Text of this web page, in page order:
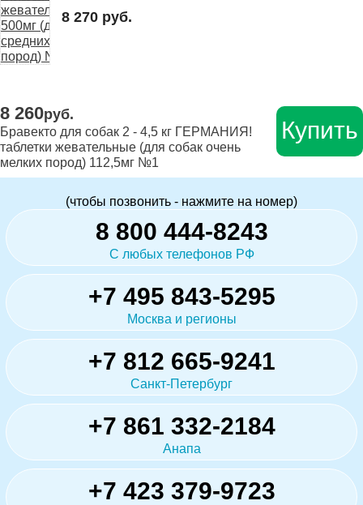
8 270 руб.
8 260руб.
Бравекто для собак 2 - 4,5 кг ГЕРМАНИЯ!
таблетки жевательные (для собак очень
мелких пород) 112,5мг №1
Купить
(чтобы позвонить - нажмите на номер)
8 800 444-8243
С любых телефонов РФ
+7 495 843-5295
Москва и регионы
+7 812 665-9241
Санкт-Петербург
+7 861 332-2184
Анапа
+7 423 379-9723